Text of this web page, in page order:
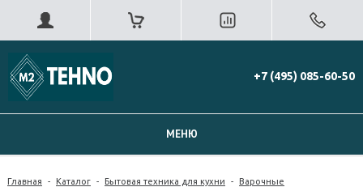
+7 (495) 085-60-50
МЕНЮ
Главная - Каталог - Бытовая техника для кухни - Варочные